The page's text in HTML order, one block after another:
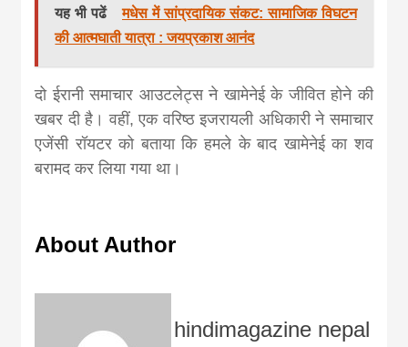
यह भी पढें
मधेस में सांप्रदायिक संकट: सामाजिक विघटन
की आत्मघाती यात्रा : जयप्रकाश आनंद
दो ईरानी समाचार आउटलेट्स ने खामेनेई के जीवित होने की
खबर दी है। वहीं, एक वरिष्ठ इजरायली अधिकारी ने समाचार
एजेंसी रॉयटर को बताया कि हमले के बाद खामेनेई का शव
बरामद कर लिया गया था।
About Author
hindimagazine nepal